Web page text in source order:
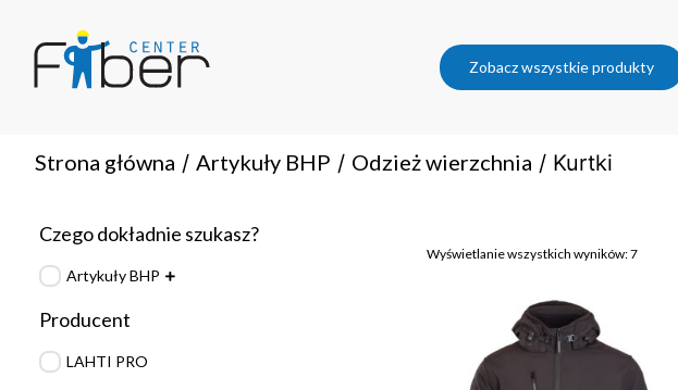
Zobacz wszystkie produkty
Strona główna / Artykuły BHP / Odzież wierzchnia / Kurtki
Czego dokładnie szukasz?
Artykuły BHP
Producent
LAHTI PRO
Wyświetlanie wszystkich wyników: 7